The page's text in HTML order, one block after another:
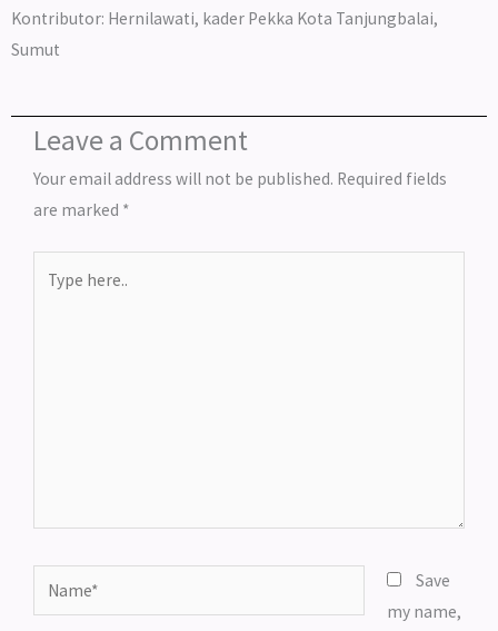
Kontributor: Hernilawati, kader Pekka Kota Tanjungbalai,
Sumut
Leave a Comment
Your email address will not be published. Required fields
are marked *
here..
Name*
Save
my name,